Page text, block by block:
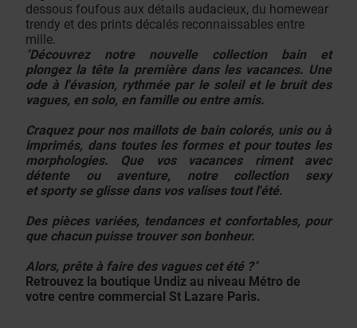
dessous foufous aux détails audacieux, du homewear
trendy et des prints décalés reconnaissables entre
mille.
"Découvrez notre nouvelle collection bain et
plongez la tête la première dans les vacances. Une
ode à l'évasion, rythmée par le soleil et le bruit des
vagues, en solo, en famille ou entre amis.
Craquez pour nos maillots de bain colorés, unis ou à
imprimés, dans toutes les formes et pour toutes les
morphologies. Que vos vacances riment avec
détente ou aventure, notre collection sexy
et sporty se glisse dans vos valises tout l'été.
Des pièces variées, tendances et confortables, pour
que chacun puisse trouver son bonheur.
Alors, prête à faire des vagues cet été ?"
Retrouvez la boutique Undiz au niveau Métro de
votre centre commercial St Lazare Paris.